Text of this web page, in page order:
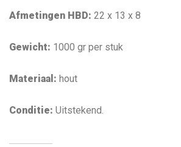
Afmetingen HBD: 22 x 13 x 8
Gewicht: 1000 gr per stuk
Materiaal: hout
Conditie: Uitstekend.